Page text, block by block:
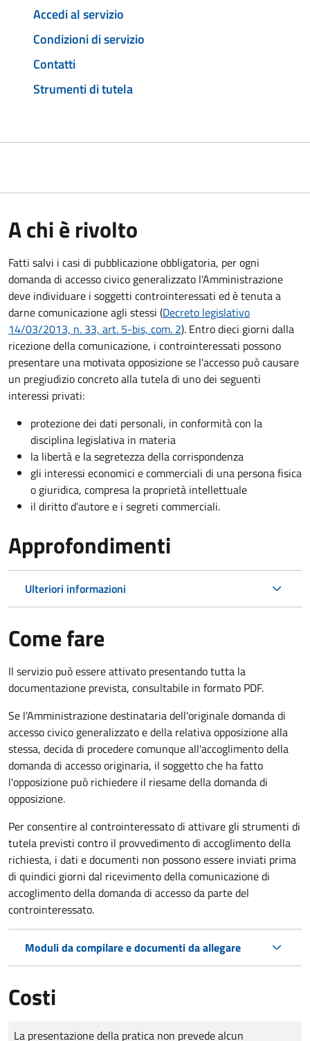
Accedi al servizio
Condizioni di servizio
Contatti
Strumenti di tutela
A chi è rivolto
Fatti salvi i casi di pubblicazione obbligatoria, per ogni
domanda di accesso civico generalizzato l'Amministrazione
deve individuare i soggetti controinteressati ed è tenuta a
darne comunicazione agli stessi (Decreto legislativo
14/03/2013, n. 33, art. 5-bis, com. 2). Entro dieci giorni dalla
ricezione della comunicazione, i controinteressati possono
presentare una motivata opposizione se l'accesso può causare
un pregiudizio concreto alla tutela di uno dei seguenti
interessi privati:
protezione dei dati personali, in conformità con la
disciplina legislativa in materia
la libertà e la segretezza della corrispondenza
gli interessi economici e commerciali di una persona fisica
o giuridica, compresa la proprietà intellettuale
il diritto d’autore e i segreti commerciali.
Approfondimenti
Ulteriori informazioni
Come fare
Il servizio può essere attivato presentando tutta la
documentazione prevista, consultabile in formato PDF.
Se l'Amministrazione destinataria dell'originale domanda di
accesso civico generalizzato e della relativa opposizione alla
stessa, decida di procedere comunque all'accoglimento della
domanda di accesso originaria, il soggetto che ha fatto
l'opposizione può richiedere il riesame della domanda di
opposizione.
Per consentire al controinteressato di attivare gli strumenti di
tutela previsti contro il provvedimento di accoglimento della
richiesta, i dati e documenti non possono essere inviati prima
di quindici giorni dal ricevimento della comunicazione di
accoglimento della domanda di accesso da parte del
controinteressato.
Moduli da compilare e documenti da allegare
Costi
Tipo di pagamento
Importo
La presentazione della pratica non prevede alcun